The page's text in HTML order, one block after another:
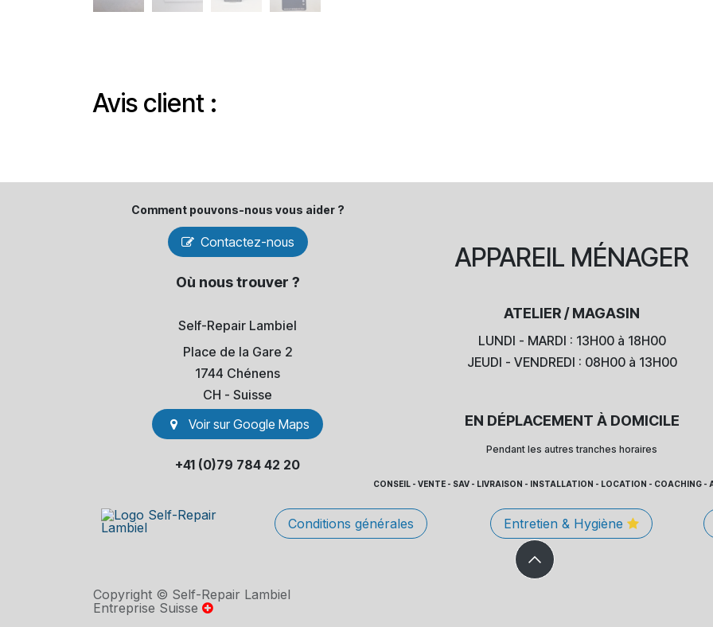
Avis client :
Comment pouvons-​nous vous aider ?
Contactez-nous
Où nous trouver ?
Self-Repair Lambiel
Place de la Gare 2
1744 Chénens
​CH - Suisse
Voir sur Go​​ogle Maps
+41 (0)79 784 42 20
APPAREIL MÉNAGER
ATELIER / MAGASIN
LUNDI - MARDI : 13H00 à 18H00
JEUDI - VENDREDI : 08H00 à 13H00
EN DÉPLACEMENT À DOMICILE
Pendant les autres tranches horaires
CONSEIL - VENTE - SAV - LIVRAISON - INSTALLATION - LOCATION - COACHING -
Entretien & Hygiène
Conditions générales
Copyright © Self-Repair Lambiel
Entreprise Suisse